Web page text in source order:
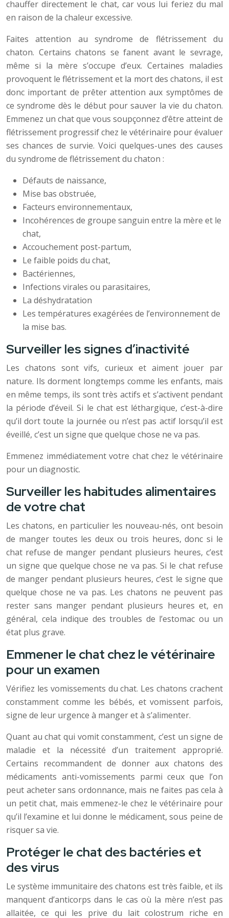
chauffer directement le chat, car vous lui feriez du mal
en raison de la chaleur excessive.
Faites attention au syndrome de flétrissement du
chaton. Certains chatons se fanent avant le sevrage,
même si la mère s’occupe d’eux. Certaines maladies
provoquent le flétrissement et la mort des chatons, il est
donc important de prêter attention aux symptômes de
ce syndrome dès le début pour sauver la vie du chaton.
Emmenez un chat que vous soupçonnez d’être atteint de
flétrissement progressif chez le vétérinaire pour évaluer
ses chances de survie. Voici quelques-unes des causes
du syndrome de flétrissement du chaton :
Défauts de naissance,
Mise bas obstruée,
Facteurs environnementaux,
Incohérences de groupe sanguin entre la mère et le
chat,
Accouchement post-partum,
Le faible poids du chat,
Bactériennes,
Infections virales ou parasitaires,
La déshydratation
Les températures exagérées de l’environnement de
la mise bas.
Surveiller les signes d’inactivité
Les chatons sont vifs, curieux et aiment jouer par
nature. Ils dorment longtemps comme les enfants, mais
en même temps, ils sont très actifs et s’activent pendant
la période d’éveil. Si le chat est léthargique, c’est-à-dire
qu’il dort toute la journée ou n’est pas actif lorsqu’il est
éveillé, c’est un signe que quelque chose ne va pas.
Emmenez immédiatement votre chat chez le vétérinaire
pour un diagnostic.
Surveiller les habitudes alimentaires
de votre chat
Les chatons, en particulier les nouveau-nés, ont besoin
de manger toutes les deux ou trois heures, donc si le
chat refuse de manger pendant plusieurs heures, c’est
un signe que quelque chose ne va pas. Si le chat refuse
de manger pendant plusieurs heures, c’est le signe que
quelque chose ne va pas. Les chatons ne peuvent pas
rester sans manger pendant plusieurs heures et, en
général, cela indique des troubles de l’estomac ou un
état plus grave.
Emmener le chat chez le vétérinaire
pour un examen
Vérifiez les vomissements du chat. Les chatons crachent
constamment comme les bébés, et vomissent parfois,
signe de leur urgence à manger et à s’alimenter.
Quant au chat qui vomit constamment, c’est un signe de
maladie et la nécessité d’un traitement approprié.
Certains recommandent de donner aux chatons des
médicaments anti-vomissements parmi ceux que l’on
peut acheter sans ordonnance, mais ne faites pas cela à
un petit chat, mais emmenez-le chez le vétérinaire pour
qu’il l’examine et lui donne le médicament, sous peine de
risquer sa vie.
Protéger le chat des bactéries et
des virus
Le système immunitaire des chatons est très faible, et ils
manquent d’anticorps dans le cas où la mère n’est pas
allaitée, ce qui les prive du lait colostrum riche en